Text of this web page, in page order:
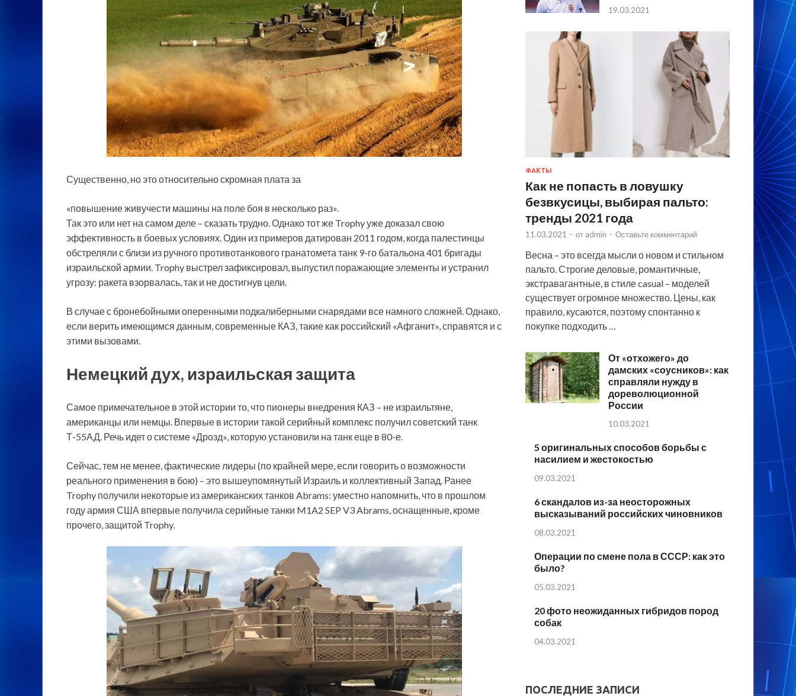
Существенно, но это относительно скромная плата за
«повышение живучести машины на поле боя в несколько раз».
Так это или нет на самом деле – сказать трудно. Однако тот же Trophy уже доказал свою
эффективность в боевых условиях. Один из примеров датирован 2011 годом, когда палестинцы
обстреляли с близи из ручного противотанкового гранатомета танк 9-го батальона 401 бригады
израильской армии. Trophy выстрел зафиксировал, выпустил поражающие элементы и устранил
угрозу: ракета взорвалась, так и не достигнув цели.
В случае с бронебойными оперенными подкалиберными снарядами все намного сложней. Однако,
если верить имеющимся данным, современные КАЗ, такие как российский «Афганит», справятся и с
этими вызовами.
Немецкий дух, израильская защита
Самое примечательное в этой истории то, что пионеры внедрения КАЗ – не израильтяне,
американцы или немцы. Впервые в истории такой серийный комплекс получил советский танк
Т-55АД. Речь идет о системе «Дрозд», которую установили на танк еще в 80-е.
Сейчас, тем не менее, фактические лидеры (по крайней мере, если говорить о возможности
реального применения в бою) – это вышеупомянутый Израиль и коллективный Запад. Ранее
Trophy получили некоторые из американских танков Abrams: уместно напомнить, что в прошлом
году армия США впервые получила серийные танки M1A2 SEP V3 Abrams, оснащенные, кроме
прочего, защитой Trophy.
19.03.2021
ФАКТЫ
Как не попасть в ловушку
безвкусицы, выбирая пальто:
тренды 2021 года
11.03.2021 - от admin - Оставьте комментарий
Весна – это всегда мысли о новом и стильном
пальто. Строгие деловые, романтичные,
экстравагантные, в стиле casual – моделей
существует огромное множество. Цены, как
правило, кусаются, поэтому спонтанно к
покупке подходить …
От «отхожего» до
дамских «соусников»: как
справляли нужду в
дореволюционной
России
10.03.2021
5 оригинальных способов борьбы с
насилием и жестокостью
09.03.2021
6 скандалов из-за неосторожных
высказываний российских чиновников
08.03.2021
Операции по смене пола в СССР: как это
было?
05.03.2021
20 фото неожиданных гибридов пород
собак
04.03.2021
ПОСЛЕДНИЕ ЗАПИСИ